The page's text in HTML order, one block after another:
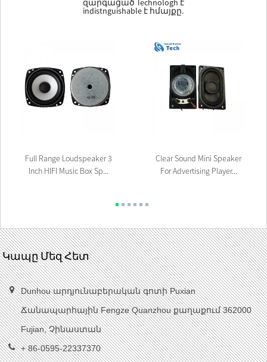
զարգացած Technologh է
indistnguishable է հմայքը.
Full Range Loudspeaker 3
Inch HIFI Music Box Sp...
Clear Sound Mini Speaker
For Advertising Player...
Կապը Մեզ Հետ
Dunhou արդյունաբերական գոտի Puxian
Ճանապարհային Fengze Quanzhou քաղաքում 362000
Fujian, Չինաստան
+ 86-0595-22337370